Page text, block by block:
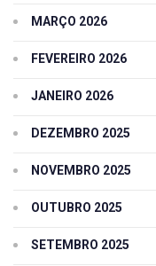
MARÇO 2026
FEVEREIRO 2026
JANEIRO 2026
DEZEMBRO 2025
NOVEMBRO 2025
OUTUBRO 2025
SETEMBRO 2025